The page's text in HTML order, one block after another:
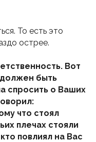
То есть это
острее.
Вот
быть
спросить о Ваших
что стоял
плечах стояли
повлиял на Вас